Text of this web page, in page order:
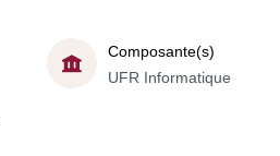
Composante(s)
UFR Informatique